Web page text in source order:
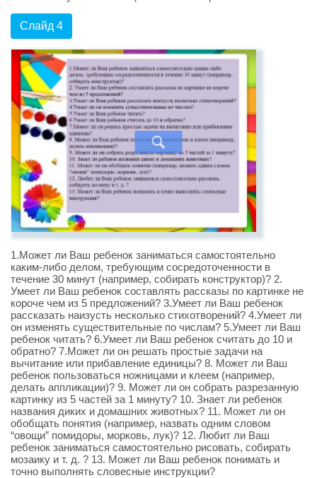
Слайд 4
1.Может ли Ваш ребенок заниматься самостоятельно
каким-либо делом, требующим сосредоточенности в
течение 30 минут (например, собирать конструктор)? 2.
Умеет ли Ваш ребенок составлять рассказы по картинке не
короче чем из 5 предложений? 3.Умеет ли Ваш ребенок
рассказать наизусть несколько стихотворений? 4.Умеет ли
он изменять существительные по числам? 5.Умеет ли Ваш
ребенок читать? 6.Умеет ли Ваш ребенок считать до 10 и
обратно? 7.Может ли он решать простые задачи на
вычитание или прибавление единицы? 8. Может ли Ваш
ребенок пользоваться ножницами и клеем (например,
делать аппликации)? 9. Может ли он собрать разрезанную
картинку из 5 частей за 1 минуту? 10. Знает ли ребенок
названия диких и домашних животных? 11. Может ли он
обобщать понятия (например, назвать одним словом
“овощи” помидоры, морковь, лук)? 12. Любит ли Ваш
ребенок заниматься самостоятельно рисовать, собирать
мозаику и т. д. ? 13. Может ли Ваш ребенок понимать и
точно выполнять словесные инструкции?